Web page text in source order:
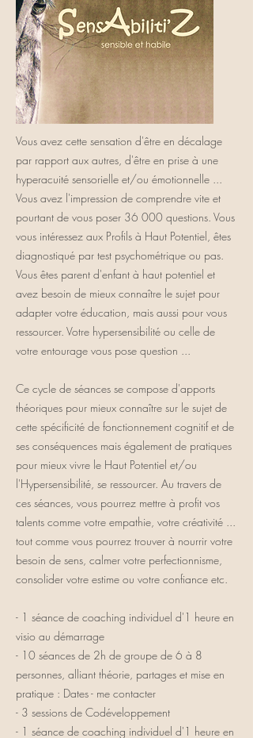
Vous avez cette sensation d'être en décalage
par rapport aux autres, d'être en prise à une
hyperacuité sensorielle et/ou émotionnelle ...
Vous avez l'impression de comprendre vite et
pourtant de vous poser 36 000 questions. Vous
vous intéressez aux Profils à Haut Potentiel, êtes
diagnostiqué par test psychométrique ou pas.
Vous êtes parent d'enfant à haut potentiel et
avez besoin de mieux connaître le sujet pour
adapter votre éducation, mais aussi pour vous
ressourcer. Votre hypersensibilité ou celle de
votre entourage vous pose question ...
Ce cycle de séances se compose d'apports
théoriques pour mieux connaître sur le sujet de
cette spécificité de fonctionnement cognitif et de
ses conséquences mais également de pratiques
pour mieux vivre le Haut Potentiel et/ou
l'Hypersensibilité, se ressourcer. Au travers de
ces séances, vous pourrez mettre à profit vos
talents comme votre empathie, votre créativité ...
tout comme vous pourrez trouver à nourrir votre
besoin de sens, calmer votre perfectionnisme,
consolider votre estime ou votre confiance etc.
- 1 séance de coaching individuel d'1 heure en
visio au démarrage
- 10 séances de 2h de groupe de 6 à 8
personnes, alliant théorie, partages et mise en
pratique : Dates - me contacter
- 3 sessions de Codéveloppement
- 1 séance de coaching individuel d'1 heure en